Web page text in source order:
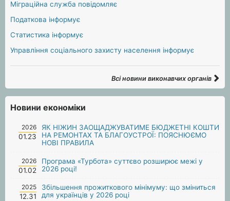
Міграційна служба повідомляє
Податкова інформує
Статистика інформує
Управління соціального захисту населення інформує
Всі новини виконавчих органів
Новини економіки
2026
01.23
ЯК НІЖИН ЗАОЩАДЖУВАТИМЕ БЮДЖЕТНІ КОШТИ
НА РЕМОНТАХ ТА БЛАГОУСТРОЇ: ПОЯСНЮЄМО
НОВІ ПРАВИЛА
2026
01.02
Програма «Турбота» суттєво розширює межі у
2026 році!
2025
12.31
Збільшення прожиткового мінімуму: що зміниться
для українців у 2026 році